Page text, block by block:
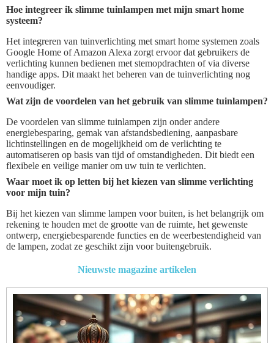
Hoe integreer ik slimme tuinlampen met mijn smart home
systeem?
Het integreren van tuinverlichting met smart home systemen zoals
Google Home of Amazon Alexa zorgt ervoor dat gebruikers de
verlichting kunnen bedienen met stemopdrachten of via diverse
handige apps. Dit maakt het beheren van de tuinverlichting nog
eenvoudiger.
Wat zijn de voordelen van het gebruik van slimme tuinlampen?
De voordelen van slimme tuinlampen zijn onder andere
energiebesparing, gemak van afstandsbediening, aanpasbare
lichtinstellingen en de mogelijkheid om de verlichting te
automatiseren op basis van tijd of omstandigheden. Dit biedt een
flexibele en veilige manier om uw tuin te verlichten.
Waar moet ik op letten bij het kiezen van slimme verlichting
voor mijn tuin?
Bij het kiezen van slimme lampen voor buiten, is het belangrijk om
rekening te houden met de grootte van de ruimte, het gewenste
ontwerp, energiebesparende functies en de weerbestendigheid van
de lampen, zodat ze geschikt zijn voor buitengebruik.
Nieuwste magazine artikelen